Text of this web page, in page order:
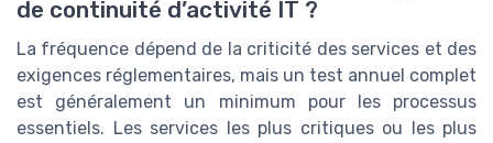
de continuité d’activité IT ?
La fréquence dépend de la criticité des services et des
exigences réglementaires, mais un test annuel complet
est généralement un minimum pour les processus
essentiels. Les services les plus critiques ou les plus